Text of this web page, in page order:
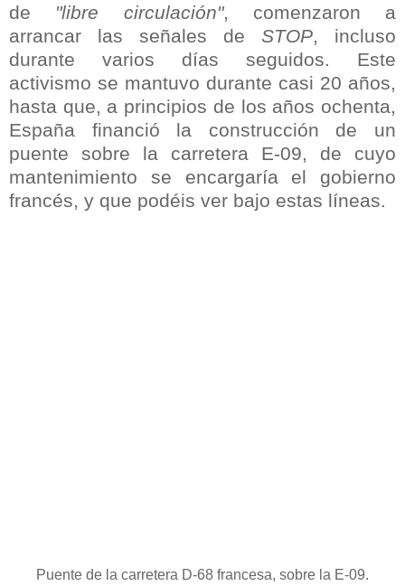
de "libre circulación", comenzaron a
arrancar las señales de STOP, incluso
durante varios días seguidos. Este
activismo se mantuvo durante casi 20 años,
hasta que, a principios de los años ochenta,
España financió la construcción de un
puente sobre la carretera E-09, de cuyo
mantenimiento se encargaría el gobierno
francés, y que podéis ver bajo estas líneas.
Puente de la carretera D-68 francesa, sobre la E-09.